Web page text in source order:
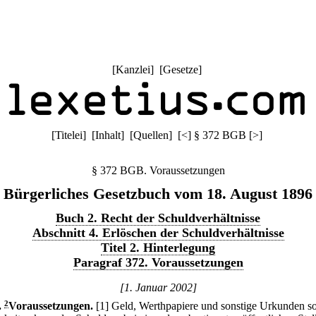
[Kanzlei] [Gesetze]
[Titelei] [Inhalt] [Quellen] [<] § 372 BGB [>]
§ 372 BGB. Voraussetzungen
Bürgerliches Gesetzbuch vom 18. August 1896
Buch 2. Recht der Schuldverhältnisse
Abschnitt 4. Erlöschen der Schuldverhältnisse
Titel 2. Hinterlegung
Paragraf 372. Voraussetzungen
[1. Januar 2002]
2Voraussetzungen. [1] Geld, Werthpapiere und sonstige Urkunden